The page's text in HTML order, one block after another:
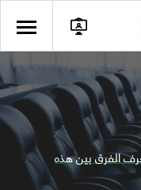
الفرق بين هذه